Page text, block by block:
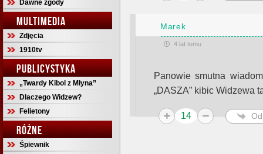
Dawne zgody
MULTIMEDIA
Zdjęcia
1910tv
PUBLICYSTYKA
„Twardy Kibol z Młyna”
Dlaczego Widzew?
Felietony
RÓŻNE
Śpiewnik
Marek
4 lat temu
Panowie smutna
„DASZA” kibic Widzewa
14